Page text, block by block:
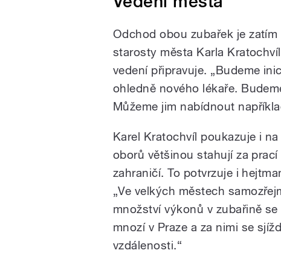
Odchod obou zubařek je
starosty města Karla
vedení připravuje. „Budeme
ohledně nového lékaře.
Můžeme jim nabídnout
Karel Kratochvíl poukazuje i
oborů většinou stahují za
zahraničí. To potvrzuje i
„Ve velkých městech
množství výkonů v zubařině
mnozí v Praze a za nimi se
vzdálenosti.“